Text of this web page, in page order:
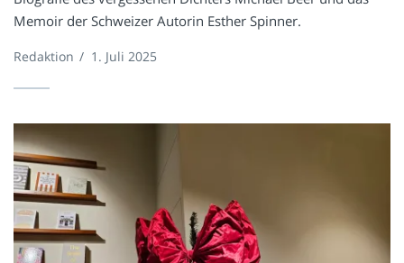
Memoir der Schweizer Autorin Esther Spinner.
Redaktion / 1. Juli 2025